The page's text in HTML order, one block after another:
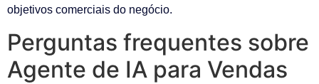
objetivos comerciais do negócio.
Perguntas frequentes sobre
Agente de IA para Vendas